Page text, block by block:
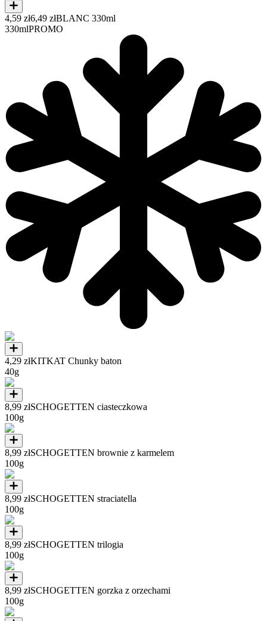
4,59 zł6,49 złBLANC 330ml
330mlPROMO
4,29 złKITKAT Chunky baton
40g
8,99 złSCHOGETTEN ciasteczkowa
100g
8,99 złSCHOGETTEN brownie z karmelem
100g
8,99 złSCHOGETTEN straciatella
100g
8,99 złSCHOGETTEN trilogia
100g
8,99 złSCHOGETTEN gorzka z orzechami
100g